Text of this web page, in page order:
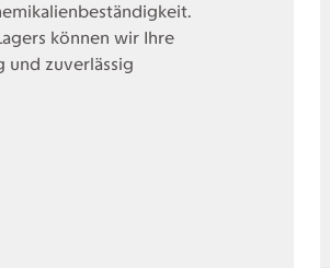
können wir Ihre
zuverlässig